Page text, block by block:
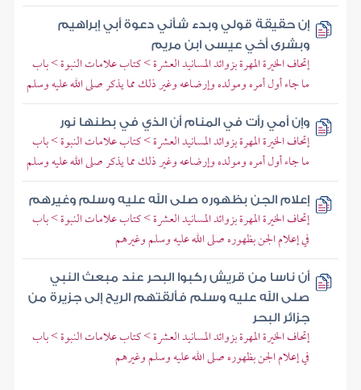
إن حقيقة قولي وبدء شأني دعوة أبي إبراهيم
وبشرى أخي عيسى ابن مريم
إتحاف الخيرة المهرة بزوائد المسانيد العشرة > كتاب علامات النبوة > باب
ما جاء أول أمره ومولده وإرضاعه وغير ذلك مما يذكر صلى الله عليه وسلم
وإن أمي رأت في المنام أن الذي في بطنها نور
إتحاف الخيرة المهرة بزوائد المسانيد العشرة > كتاب علامات النبوة > باب
ما جاء أول أمره ومولده وإرضاعه وغير ذلك مما يذكر صلى الله عليه وسلم
إعلام الجن بظهوره صلى الله عليه وسلم وغيرهم
إتحاف الخيرة المهرة بزوائد المسانيد العشرة > كتاب علامات النبوة > باب
في إعلام الجن بظهوره صلى الله عليه وسلم وغيرهم
أن ناسا من قريش ركبوا البحر عند مبعث النبي
صلى الله عليه وسلم فألقتهم الريح إلى جزيرة من
جزائر البحر
إتحاف الخيرة المهرة بزوائد المسانيد العشرة > كتاب علامات النبوة > باب
في إعلام الجن بظهوره صلى الله عليه وسلم وغيرهم